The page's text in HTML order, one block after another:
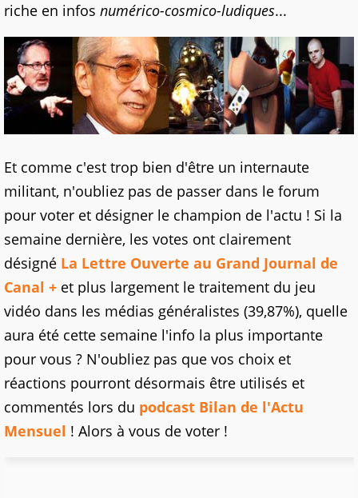
riche en infos numérico-cosmico-ludiques...
Et comme c'est trop bien d'être un internaute
militant, n'oubliez pas de passer dans le forum
pour voter et désigner le champion de l'actu ! Si la
semaine dernière, les votes ont clairement
désigné La Lettre Ouverte au Grand Journal de
Canal + et plus largement le traitement du jeu
vidéo dans les médias généralistes (39,87%), quelle
aura été cette semaine l'info la plus importante
pour vous ? N'oubliez pas que vos choix et
réactions pourront désormais être utilisés et
commentés lors du podcast Bilan de l'Actu
Mensuel ! Alors à vous de voter !